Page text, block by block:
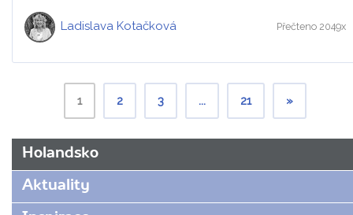
Ladislava Kotačková Přečteno 2049x
1 2 3 ... 21 »
Holandsko
Aktuality